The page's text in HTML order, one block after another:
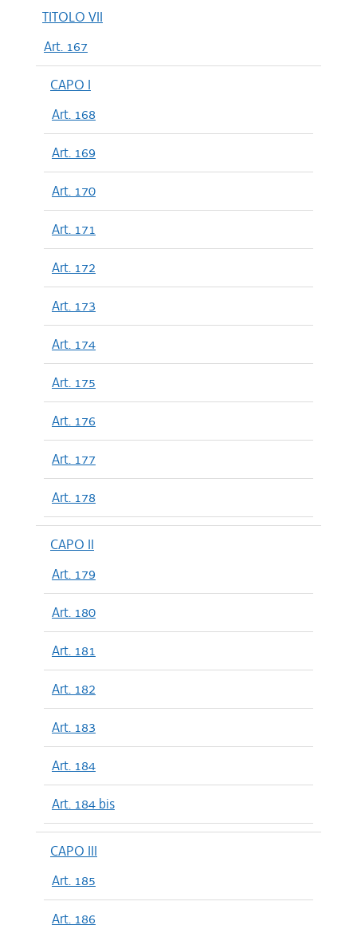
TITOLO VII
Art. 167
CAPO I
Art. 168
Art. 169
Art. 170
Art. 171
Art. 172
Art. 173
Art. 174
Art. 175
Art. 176
Art. 177
Art. 178
CAPO II
Art. 179
Art. 180
Art. 181
Art. 182
Art. 183
Art. 184
Art. 184 bis
CAPO III
Art. 185
Art. 186